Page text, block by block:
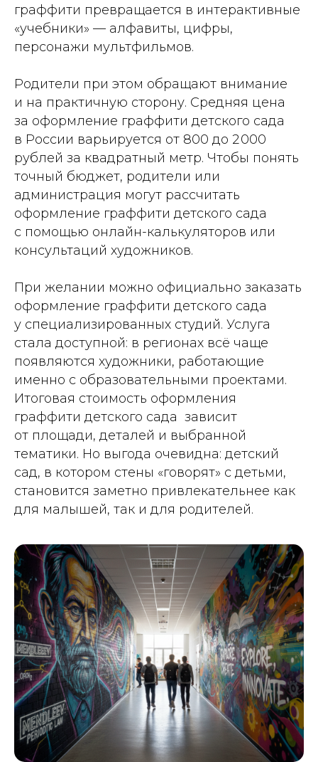
граффити превращается в интерактивные
«учебники» — алфавиты, цифры,
персонажи мультфильмов.
Родители при этом обращают внимание
и на практичную сторону. Средняя цена
за оформление граффити детского сада
в России варьируется от 800 до 2 000
рублей за квадратный метр. Чтобы понять
точный бюджет, родители или
администрация могут рассчитать
оформление граффити детского сада
с помощью онлайн-калькуляторов или
консультаций художников.
При желании можно официально заказать
оформление граффити детского сада
у специализированных студий. Услуга
стала доступной: в регионах всё чаще
появляются художники, работающие
именно с образовательными проектами.
Итоговая стоимость оформления
граффити детского сада зависит
от площади, деталей и выбранной
тематики. Но выгода очевидна: детский
сад, в котором стены «говорят» с детьми,
становится заметно привлекательнее как
для малышей, так и для родителей.